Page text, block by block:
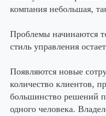
компания небольшая,
Проблемы начинаются
стиль управления
Появляются новые
количество клиентов,
большинство решений
одного человека.